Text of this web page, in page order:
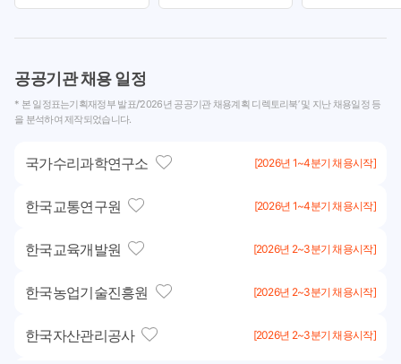
공공기관 채용 일정
* 본 일정표는기획재정부 발표/‘2026년 공공기관 채용계획 디렉토리북’ 및 지난 채용일정 등
을 분석하여 제작되었습니다.
국가수리과학연구소 [2026년 1~4분기 채용시작]
한국교통연구원 [2026년 1~4분기 채용시작]
한국교육개발원 [2026년 2~3분기 채용시작]
한국농업기술진흥원 [2026년 2~3분기 채용시작]
한국자산관리공사 [2026년 2~3분기 채용시작]